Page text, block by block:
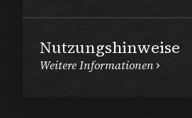
Nutzungshinweise
Weitere Informationen